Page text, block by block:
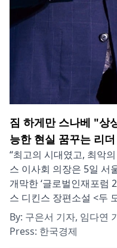
짐 하게만 스나베 "상
능한 현실 꿈꾸는 리
“최고의 시대였고, 최악
스 이사회 의장은 5일 서
개막한 ‘글로벌인재포럼
스 디킨스 장편소설 <두
By: 구은서 기자, 임다연
Press: 한국경제